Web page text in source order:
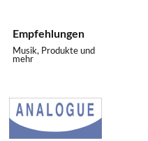
Empfehlungen
Musik, Produkte und
mehr